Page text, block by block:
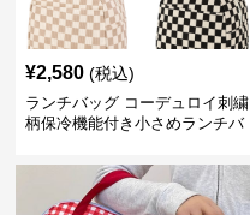
¥2,580 (税込)
ランチバッグ コーデュロイ刺繍
柄保冷機能付き小さめランチバ